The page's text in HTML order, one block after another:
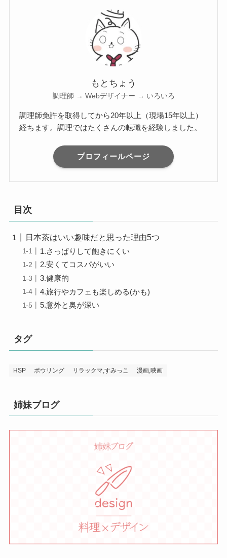
もとちょう
調理師 → Webデザイナー → いろいろ
調理師免許を取得してから20年以上（現場15年以上）
経ちます。調理ではたくさんの転職を経験しました。
プロフィールページ
目次
日本茶はいい趣味だと思った理由5つ
1.さっぱりして飽きにくい
2.安くてコスパがいい
3.健康的
4.旅行やカフェも楽しめる(かも)
5.意外と奥が深い
タグ
HSP ボウリング リラックマ,すみっこ 漫画,映画
姉妹ブログ